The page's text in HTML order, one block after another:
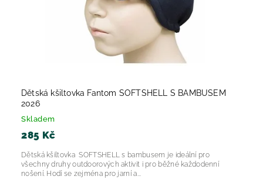
Dětská kšiltovka Fantom SOFTSHELL S BAMBUSEM
2026
Skladem
285 Kč
Dětská kšiltovka SOFTSHELL s bambusem je ideální pro
všechny druhy outdoorových aktivit i pro běžné každodenní
nošení. Hodí se zejména pro jarní a...